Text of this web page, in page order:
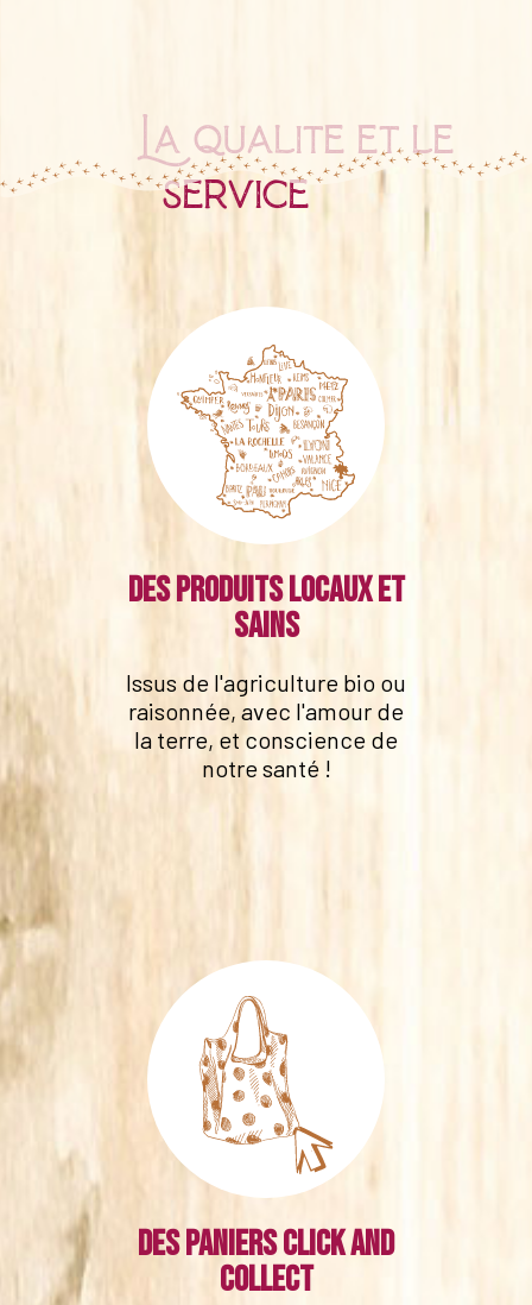
La qualité et le
service
Des produits locaux et
sains
Issus de l'agriculture bio ou
raisonnée, avec l'amour de
la terre, et conscience de
notre santé !
Des paniers click and
collect